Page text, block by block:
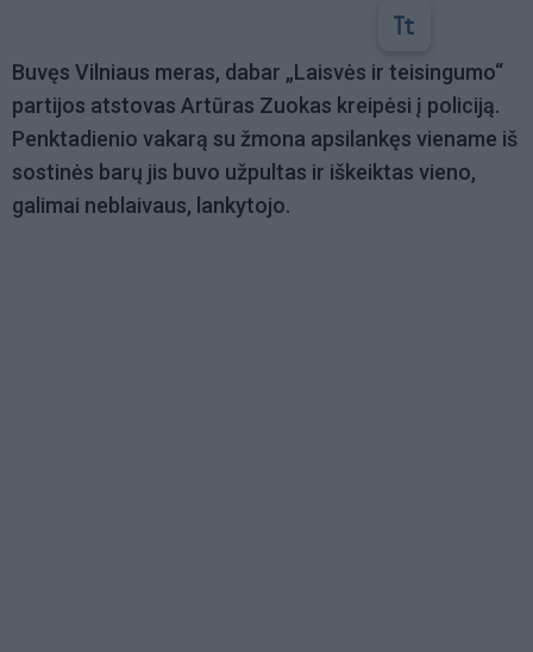
Buvęs Vilniaus meras, dabar „Laisvės ir teisingumo“
partijos atstovas Artūras Zuokas kreipėsi į policiją.
Penktadienio vakarą su žmona apsilankęs viename iš
sostinės barų jis buvo užpultas ir iškeiktas vieno,
galimai neblaivaus, lankytojo.